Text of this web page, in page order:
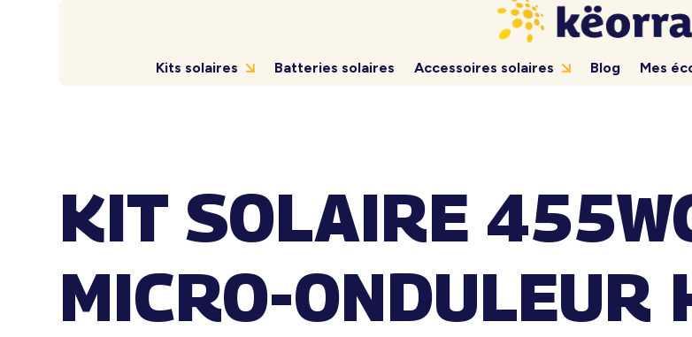
Kits solaires Batteries solaires Accessoires solaires Blog Mes
KIT SOLAIRE
MICRO-ONDULEUR